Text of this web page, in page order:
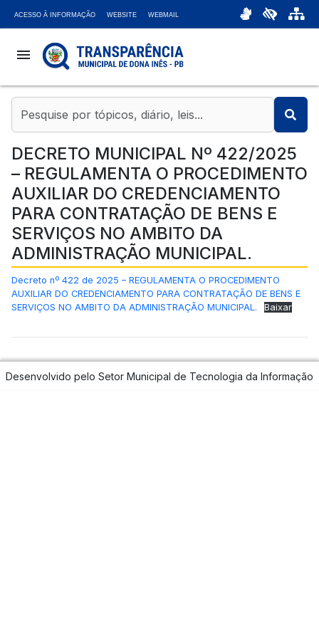
ACESSO À INFORMAÇÃO WEBSITE WEBMAIL
menu
coronavirus
account_balance
chat_bubble
headset_mic
attach_money
bar_chart
DECRETO MUNICIPAL Nº 422/2025
– REGULAMENTA O PROCEDIMENTO
AUXILIAR DO CREDENCIAMENTO
PARA CONTRATAÇÃO DE BENS E
SERVIÇOS NO AMBITO DA
ADMINISTRAÇÃO MUNICIPAL.
Decreto nº 422 de 2025 – REGULAMENTA O PROCEDIMENTO
AUXILIAR DO CREDENCIAMENTO PARA CONTRATAÇÃO DE BENS E
SERVIÇOS NO AMBITO DA ADMINISTRAÇÃO MUNICIPAL.
Baixar
Desenvolvido pelo Setor Municipal de Tecnologia da Informação